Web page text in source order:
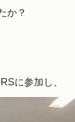
か？
に参加し、